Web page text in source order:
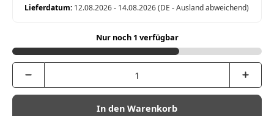
Lieferdatum: 12.08.2026 - 14.08.2026(DE - Ausland abweichend)
Nur noch 1 verfügbar
In den Warenkorb